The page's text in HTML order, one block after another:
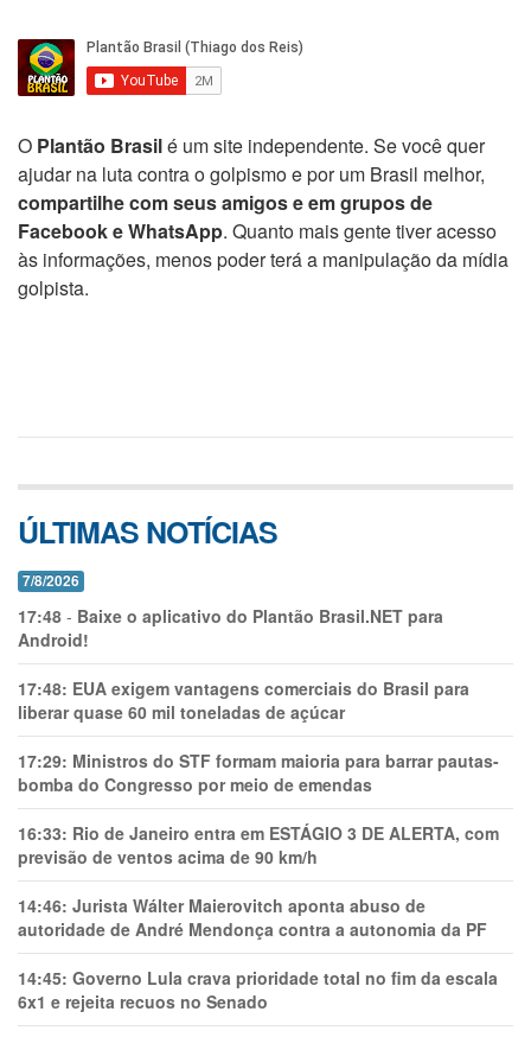
O Plantão Brasilé um site independente. Se você quer
ajudar na luta contra o golpismo e por um Brasil melhor,
compartilhe com seus amigos e em grupos de
Facebook e WhatsApp. Quanto mais gente tiver acesso
às informações, menos poder terá a manipulação da mídia
golpista.
ÚLTIMAS NOTÍCIAS
7/8/2026
17:48 - Baixe o aplicativo do Plantão Brasil.NET para
Android!
17:48: EUA exigem vantagens comerciais do Brasil para
liberar quase 60 mil toneladas de açúcar
17:29: Ministros do STF formam maioria para barrar pautas-
bomba do Congresso por meio de emendas
16:33: Rio de Janeiro entra em ESTÁGIO 3 DE ALERTA, com
previsão de ventos acima de 90 km/h
14:46: Jurista Wálter Maierovitch aponta abuso de
autoridade de André Mendonça contra a autonomia da PF
14:45: Governo Lula crava prioridade total no fim da escala
6x1 e rejeita recuos no Senado